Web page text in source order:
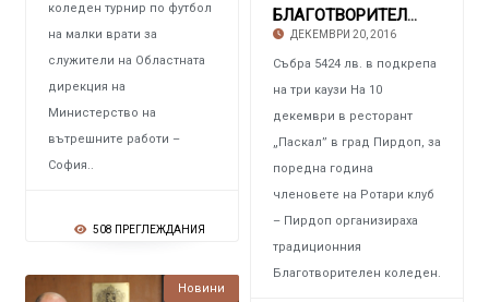
коледен турнир по футбол
на малки врати за
служители на Областната
дирекция на
Министерство на
вътрешните работи –
София..
508 ПРЕГЛЕЖДАНИЯ
БЛАГОТВОРИТЕЛНИЯТ КОЛЕДЕН БАЛ НА РОТАРИ КЛУБ
ДЕКЕМВРИ 20, 2016
Събра 5424 лв. в подкрепа
на три каузи На 10
декември в ресторант
„Паскал” в град Пирдоп, за
поредна година
членовете на Ротари клуб
– Пирдоп организираха
традиционния
Благотворителен коледен.
Новини